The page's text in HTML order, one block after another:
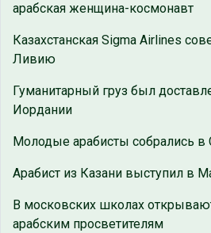
арабская женщина-космонавт
Казахстанская Sigma Airlines
Ливию
Гуманитарный груз был
Иордании
Молодые арабисты собрались в
Арабист из Казани выступил в
В московских школах
арабским просветителям